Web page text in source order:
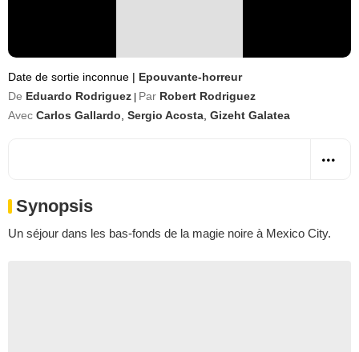
Date de sortie inconnue | Epouvante-horreur
De Eduardo Rodriguez Par Robert Rodriguez
Avec Carlos Gallardo Sergio Acosta Gizeht Galatea
Synopsis
Un séjour dans les bas-fonds de la magie noire à Mexico City.